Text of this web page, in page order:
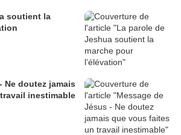
soutient la
Ne doutez jamais
inestimable